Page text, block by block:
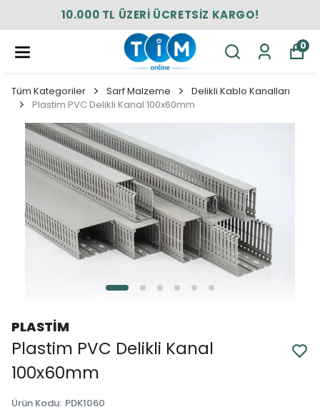
10.000 TL ÜZERİ ÜCRETSİZ KARGO!
0
Tüm Kategoriler Sarf Malzeme
Delikli Kablo Kanalları
Plastim PVC Delikli Kanal 100x60mm
PLASTİM
Plastim PVC Delikli Kanal
100x60mm
Ürün Kodu: PDK1060